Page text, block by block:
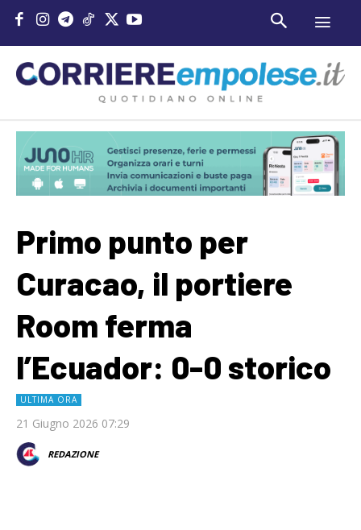
Primo punto per
Curacao, il portiere
Room ferma
l’Ecuador: 0-0 storico
ULTIMA ORA
21 Giugno 2026 07:29
REDAZIONE